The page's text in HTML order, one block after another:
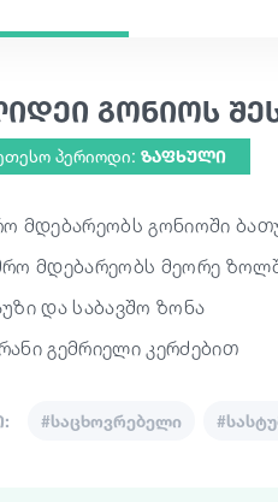
გონიოს
პერიოდი: ᲖᲐᲤᲮᲣᲚᲘ
მდებარეობს გონიოში
მდებარეობს მეორე
და საბავშო ზონა
გემრიელი კერძებით
#საცხოვრებელი